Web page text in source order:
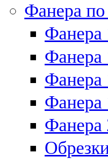
Фанера
Фанера
Фанера
Фанера
Фанера
Фанера